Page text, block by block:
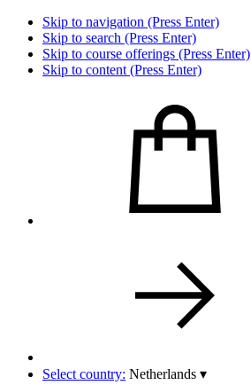
Skip to navigation (Press Enter)
Skip to search (Press Enter)
Skip to course offerings (Press Enter)
Skip to content (Press Enter)
Select country: Netherlands ▾